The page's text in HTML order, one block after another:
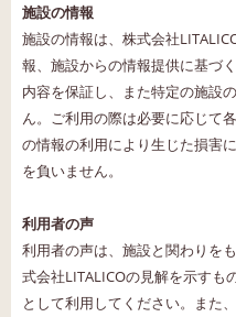
施設の情報
施設の情報は、株式会社
報、施設からの情報提供に基づ
内容を保証し、また特定の施設
ん。ご利用の際は必要に応じて
の情報の利用により生じた損害
を負いません。
利用者の声
利用者の声は、施設と関わりを
式会社LITALICOの見解を示すも
として利用してください。また